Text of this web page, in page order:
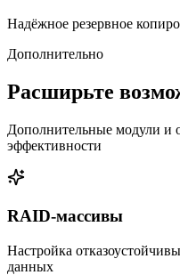
Надёжное резервное
Дополнительно
Расширьте
Дополнительные модули и
эффективности
RAID-массивы
Настройка
данных